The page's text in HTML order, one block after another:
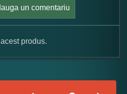
un comentariu
produs.